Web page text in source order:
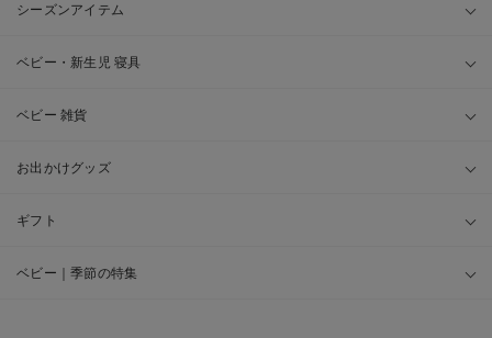
シーズンアイテム
ベビー・新生児 寝具
ベビー 雑貨
お出かけグッズ
ギフト
ベビー｜季節の特集